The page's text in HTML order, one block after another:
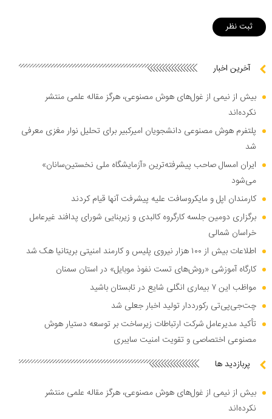
آخرین اخبار
بیش از نیمی از غول‌های هوش مصنوعی، هرگز مقاله علمی منتشر
نکرده‌اند
پلتفرم هوش مصنوعی دانشجویان امیرکبیر برای تحلیل نوار مغزی معرفی
شد
ایران امسال صاحب پیشرفته‌ترین «آزمایشگاه ملی نخستین‌سانان»
می‌شود
کارمندان اپل و مایکروسافت علیه پیشرفت آنها قیام کردند
برگزاری دومین جلسه کارگروه کالبدی و زیربنایی شورای پدافند غیرعامل
خراسان شمالی
اطلاعات بیش از ۱۰۰ هزار نیروی پلیس و کارمند امنیتی بریتانیا هک شد
کارگاه آموزشی «روش‌های تست نفوذ موبایل» در استان سمنان
مواظب این ۷ بیماری انگلی شایع در تابستان باشید
چت‌جی‌پی‌تی رکورددار تولید اخبار جعلی شد
تأکید مدیرعامل شرکت ارتباطات زیرساخت بر توسعه دستیار هوش
مصنوعی اختصاصی و تقویت امنیت سایبری
پربازدید ها
بیش از نیمی از غول‌های هوش مصنوعی، هرگز مقاله علمی منتشر
نکرده‌اند